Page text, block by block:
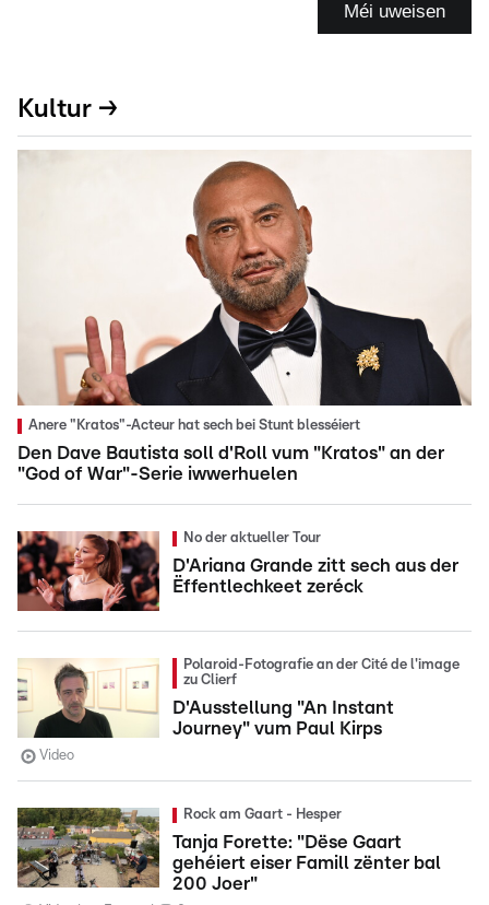
Méi uweisen
Kultur →
Anere "Kratos"-Acteur hat sech bei Stunt blesséiert
Den Dave Bautista soll d'Roll vum "Kratos" an der
"God of War"-Serie iwwerhuelen
No der aktueller Tour
D'Ariana Grande zitt sech aus der
Ëffentlechkeet zeréck
Polaroid-Fotografie an der Cité de l'image
zu Clierf
D'Ausstellung "An Instant
Journey" vum Paul Kirps
Video
Rock am Gaart - Hesper
Tanja Forette: "Dëse Gaart
gehéiert eiser Famill zënter bal
200 Joer"